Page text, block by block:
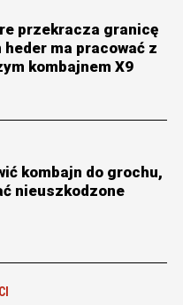
przekracza granicę
heder ma pracować z
kombajnem X9
kombajn do grochu,
nieuszkodzone